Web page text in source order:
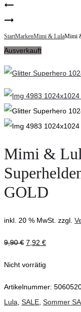
Product
Lula
–
GOLD
Hust
and
Claire
–
Dark
grey
melange
StartMarkenMimi & LulaMimi
Ausverkauft
Mimi &
GOLD
inkl. 20 % MwSt. zzgl.
9,90€ 7,92 €
Nicht vorrätig
Artikelnummer:
Lula SALE Sommer